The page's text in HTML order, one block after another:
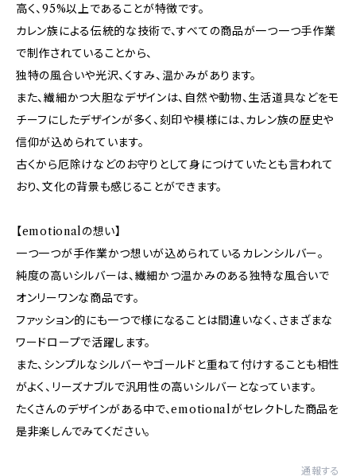
高く、95%以上であることが特徴です。
カレン族による伝統的な技術で、すべての商品が一つ一つ手作業
で制作されていることから、
独特の風合いや光沢、くすみ、温かみがあります。
また、繊細かつ大胆なデザインは、自然や動物、生活道具などをモ
チーフにしたデザインが多く、刻印や模様には、カレン族の歴史や
信仰が込められています。
古くから厄除けなどのお守りとして身につけていたとも言われて
おり、文化の背景も感じることができます。
【emotionalの想い】
一つ一つが手作業かつ想いが込められているカレンシルバー。
純度の高いシルバーは、繊細かつ温かみのある独特な風合いで
オンリーワンな商品です。
ファッション的にも一つで様になることは間違いなく、さまざまな
ワードロープで活躍します。
また、シンプルなシルバーやゴールドと重ねて付けすることも相性
がよく、リーズナブルで汎用性の高いシルバーとなっています。
たくさんのデザインがある中で、emotionalがセレクトした商品を
是非楽しんでみてください。
通報する